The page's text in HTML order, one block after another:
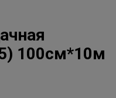
100см*10м